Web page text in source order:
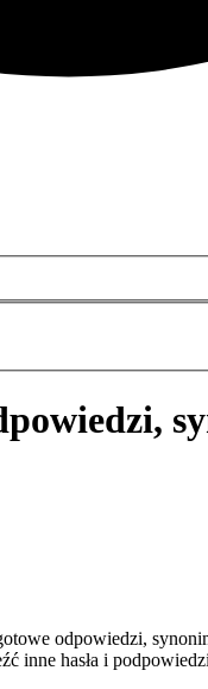
odpowiedzi,
inne hasła i